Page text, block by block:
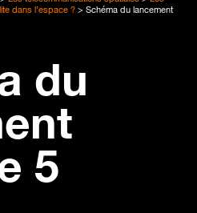
dans l’espace ? > Schéma du lancement
du
5